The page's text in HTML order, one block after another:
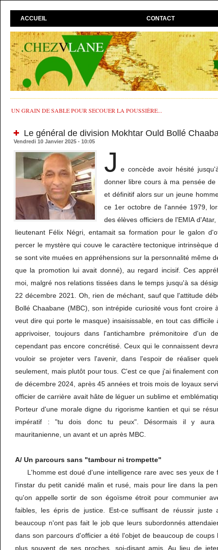
ACCUEIL CONTACT
UN GRAIN DE SABLE POUR SECOUER LA POUSSIÈRE...
Le général de division Mokhtar Ould Bollé
Vendredi 10 Janvier 2025 - 10:05
J
e concède avoir hésité
donner libre cours à ma pensée
et définitif alors sur un jeune
ce 1er octobre de l'année 1979,
des élèves officiers de l'EMIA
lieutenant Félix Négri, entamait sa formation pour le galon
percer le mystère qui couve le caractère tectonique intrinsèque
se sont vite muées en appréhensions sur la personnalité même de
que la promotion lui avait donné), au regard incisif. Ces
moi, malgré nos relations tissées dans le temps jusqu'à sa
22 décembre 2021. Oh, rien de méchant, sauf que l'attitude
Bollé Chaabane (MBC), son intrépide curiosité vous font croire
veut dire qui porte le masque) insaisissable, en tout cas difficile
apprivoiser, toujours dans l'antichambre prémonitoire d'un
cependant pas encore concrétisé. Ceux qui le connaissent
vouloir se projeter vers l'avenir, dans l'espoir de réaliser
seulement, mais plutôt pour tous. C'est ce que j'ai finalement
de décembre 2024, après 45 années et trois mois de loyaux
officier de carrière avait hâte de léguer un sublime et
Porteur d'une morale digne du rigorisme kantien et qui se
impératif : "tu dois donc tu peux". Désormais il y aura
mauritanienne, un avant et un après MBC.
A/ Un parcours sans "tambour ni trompette"
L'homme est doué d'une intelligence rare avec ses yeux de
l'instar du petit canidé malin et rusé, mais pour lire dans la
qu'on appelle sortir de son égoïsme étroit pour communier
faibles, les épris de justice. Est-ce suffisant de réussir juste
beaucoup n'ont pas fait le job que leurs subordonnés
dans son parcours d'officier a été l'objet de beaucoup de coups
plus souvent de ses proches, soi-disant amis. Au lieu de